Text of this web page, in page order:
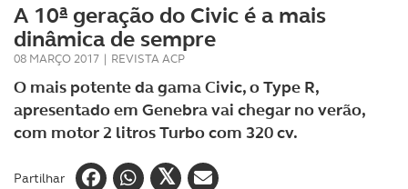
A 10ª geração do Civic é a mais
dinâmica de sempre
08 MARÇO 2017 | REVISTA ACP
O mais potente da gama Civic, o Type R,
apresentado em Genebra vai chegar no verão,
com motor 2 litros Turbo com 320 cv.
Partilhar